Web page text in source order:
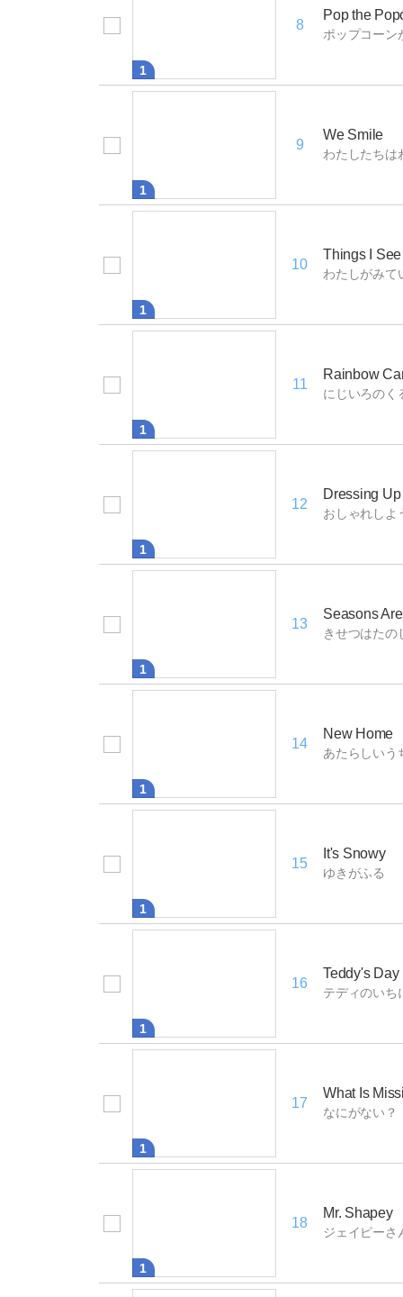
1
8
Pop the
ポップコーン
1
9
We Smile
わたしたちは
1
10
Things I See
わたしがみて
1
11
Rainbow
にじいろのく
1
12
Dressing Up
おしゃれしよ
1
13
Seasons
きせつはたの
1
14
New Home
あたらしいう
1
15
It's Snowy
ゆきがふる
1
16
Teddy's Day
テディのいち
1
17
What Is
なにがない？
1
18
Mr. Shapey
ジェイピーさ